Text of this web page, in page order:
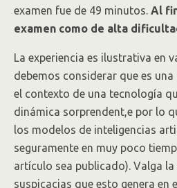
examen fue de 49 minutos. Al
examen como de alta
La experiencia es ilustrativa en
debemos considerar que es
el contexto de una tecnología
dinámica sorprendent,e por lo
los modelos de inteligencias
seguramente en muy poco
artículo sea publicado). Valga
suspicacias que esto genera